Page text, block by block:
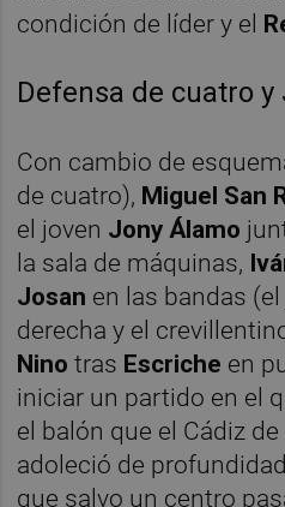
condición de líder y el
Defensa de cuatro
Con cambio de
de cuatro), Miguel San
el joven Jony Álamo
la sala de máquinas,
Josan en las bandas
derecha y el
Ninotras Escriche en
iniciar un partido en el
el balón que el Cádiz de
adoleció de
que salvo un centro